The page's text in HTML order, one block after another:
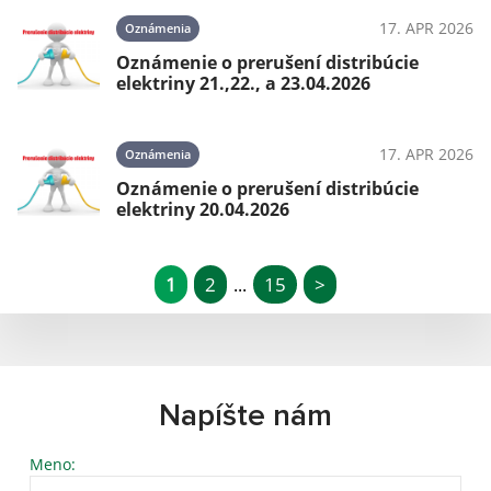
Oznámenia 17. APR 2026
Oznámenie o prerušení distribúcie
elektriny 21.,22., a 23.04.2026
Oznámenia 17. APR 2026
Oznámenie o prerušení distribúcie
elektriny 20.04.2026
1 2 ... 15 >
Napíšte nám
Meno: